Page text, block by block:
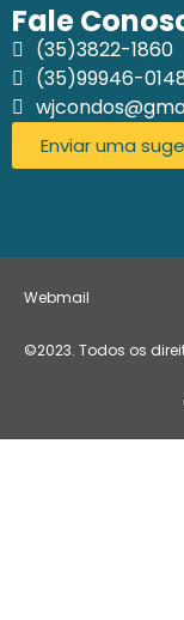
Fale
(35)3822-1860
(35)99946-
Enviar uma
Webmail
©2023. Todos os